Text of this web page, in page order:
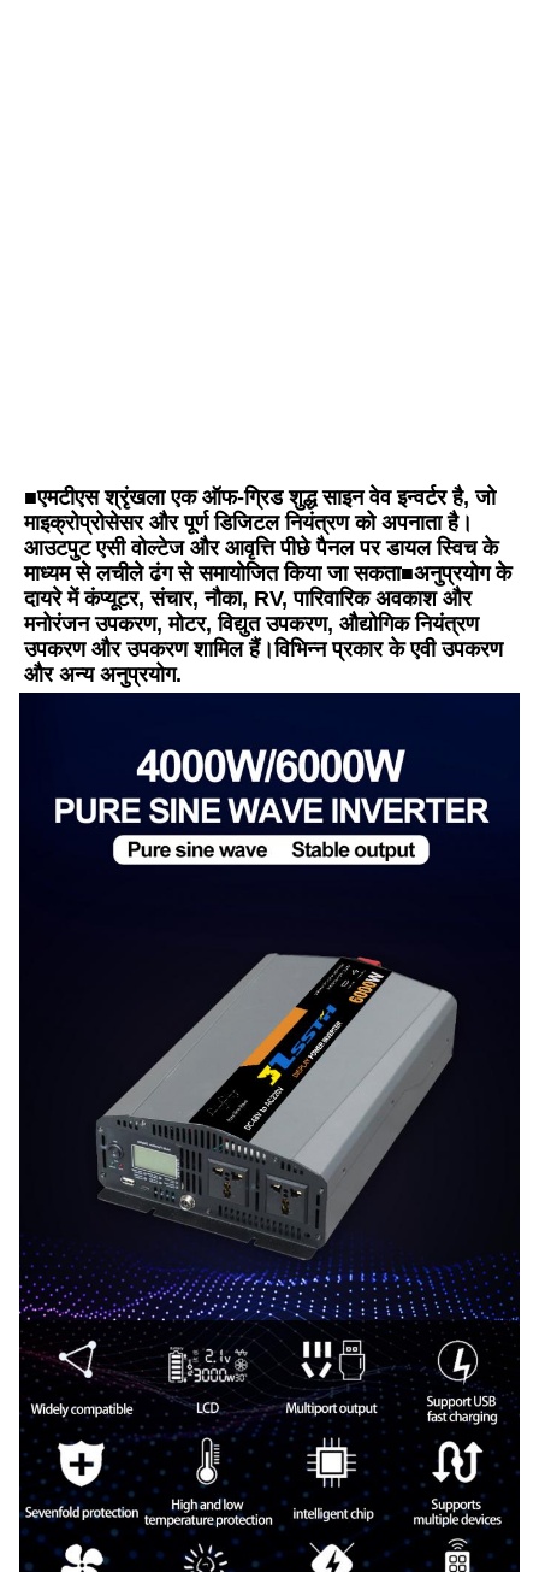
■एमटीएस श्रृंखला एक ऑफ-ग्रिड शुद्ध साइन वेव इन्वर्टर है, जो
माइक्रोप्रोसेसर और पूर्ण डिजिटल नियंत्रण को अपनाता है।
आउटपुट एसी वोल्टेज और आवृत्ति पीछे पैनल पर डायल स्विच के
माध्यम से लचीले ढंग से समायोजित किया जा सकता■अनुप्रयोग के
दायरे में कंप्यूटर, संचार, नौका, RV, पारिवारिक अवकाश और
मनोरंजन उपकरण, मोटर, विद्युत उपकरण, औद्योगिक नियंत्रण
उपकरण और उपकरण शामिल हैं।विभिन्न प्रकार के एवी उपकरण
और अन्य अनुप्रयोग.